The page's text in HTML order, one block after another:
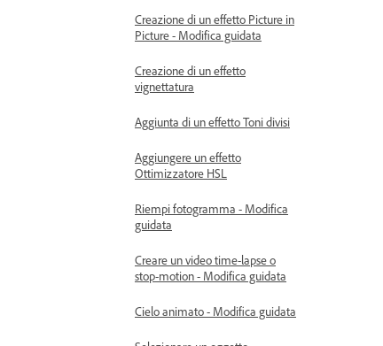
Creazione di un effetto Picture in
Picture - Modifica guidata
Creazione di un effetto
vignettatura
Aggiunta di un effetto Toni divisi
Aggiungere un effetto
Ottimizzatore HSL
Riempi fotogramma - Modifica
guidata
Creare un video time-lapse o
stop-motion - Modifica guidata
Cielo animato - Modifica guidata